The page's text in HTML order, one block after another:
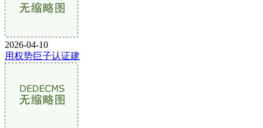
2026-04-10
用权势巨子认证建